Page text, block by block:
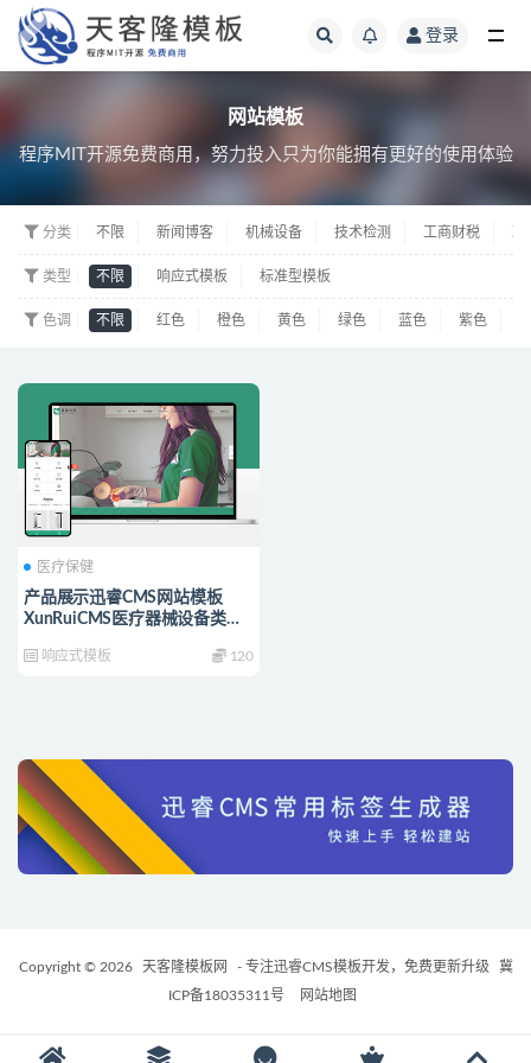
登录
网站模板
程序MIT开源免费商用，努力投入只为你能拥有更好的使用体验
分类 不限 新闻博客 机械设备 技术检测 工商财税
类型 不限 响应式模板 标准型模板
色调 不限 红色 橙色 黄色 绿色 蓝色 紫色
医疗保健
产品展示迅睿CMS网站模板
XunRuiCMS医疗器械设备类网
响应式模板 120
Copyright © 2026 天客隆模板网 - 专注迅睿CMS模板开发，免费更新升级
冀
ICP备18035311号
网站地图